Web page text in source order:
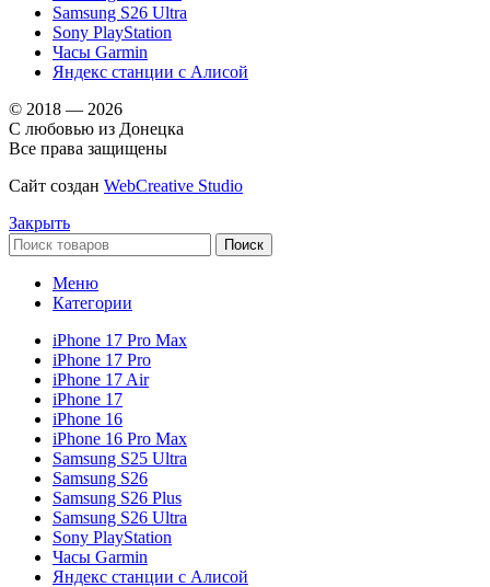
Samsung S26 Ultra
Sony PlayStation
Часы Garmin
Яндекс станции с Алисой
© 2018 — 2026
С любовью из Донецка
Все права защищены
Сайт создан WebCreative Studio
Закрыть
Поиск
Меню
Категории
iPhone 17 Pro Max
iPhone 17 Pro
iPhone 17 Air
iPhone 17
iPhone 16
iPhone 16 Pro Max
Samsung S25 Ultra
Samsung S26
Samsung S26 Plus
Samsung S26 Ultra
Sony PlayStation
Часы Garmin
Яндекс станции с Алисой